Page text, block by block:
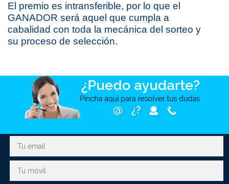
El premio es intransferible, por lo que el
GANADOR será aquel que cumpla a
cabalidad con toda la mecánica del sorteo y
su proceso de selección.